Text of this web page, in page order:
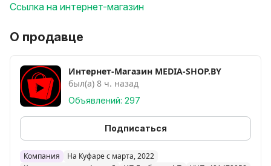
Связь: WIFI
Панорамирование: по горизонтали: 350°, по
Эффективное расстояние: В пределах 100 метров
Аудио: Встроенный микрофон и динамик, поддержка
двухстороннего в режиме реального времени
передачу звука.
Объектив: фиксированный фокус 3.6 мм
облачное хранилище.
Ссылка на интернет-магазин
О продавце
Интернет-Магазин MEDIA-SHOP.BY
был(а) 8 ч. назад
Объявлений: 297
Подписаться
Компания
На Куфаре с марта, 2022